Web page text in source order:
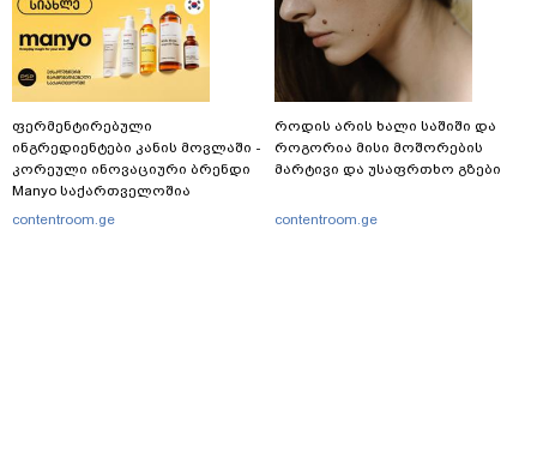
ფერმენტირებული
ინგრედიენტები კანის მოვლაში -
კორეული ინოვაციური ბრენდი
Manyo საქართველოშია
contentroom.ge
როდის არის ხალი საშიში და
როგორია მისი მოშორების
მარტივი და უსაფრთხო გზები
contentroom.ge